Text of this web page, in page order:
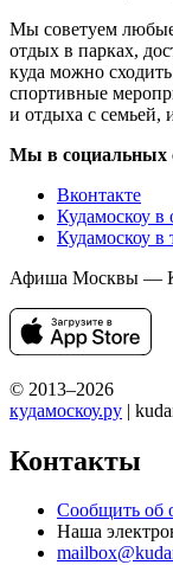
Мы советуем
отдых в парках,
куда можно
спортивные
и отдыха с семьей,
Мы в социальных
Вконтакте
Кудамоскоу в
Кудамоскоу в
Афиша Москвы —
© 2013–2026
кудамоскоу.ру |
Контакты
Сообщить об
Наша